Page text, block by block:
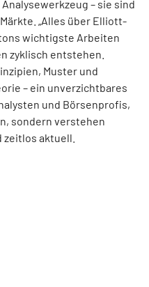
– sie sind
„Alles über Elliott-
wichtigste Arbeiten
zyklisch entstehen.
Muster und
– ein unverzichtbares
und Börsenprofis,
sondern verstehen
aktuell.